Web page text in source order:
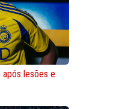
lesões e